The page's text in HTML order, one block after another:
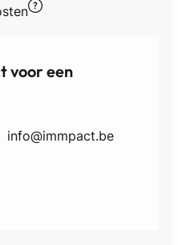
voor een
info@immpact.be